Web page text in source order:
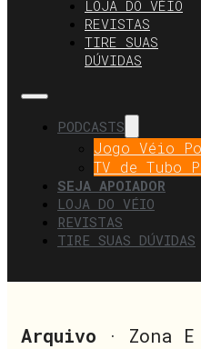
LOJA DO VÉIO
REVISTAS
TIRE SUAS
DÚVIDAS
PODCASTS
Jogo Véio
TV de Tubo
SEJA APOIADOR
LOJA DO VÉIO
REVISTAS
TIRE SUAS DÚVIDAS
Arquivo · Zona E